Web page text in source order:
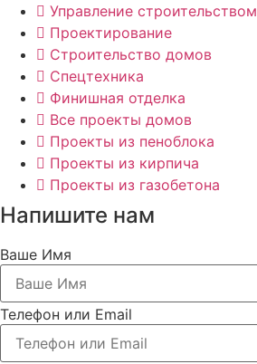
Управление строительством
Проектирование
Строительство домов
Спецтехника
Финишная отделка
Все проекты домов
Проекты из пеноблока
Проекты из кирпича
Проекты из газобетона
Напишите нам
Ваше Имя
Телефон или Email